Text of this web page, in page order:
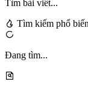
Tìm bài viết...
Tìm kiếm phổ biến
Đang tìm...